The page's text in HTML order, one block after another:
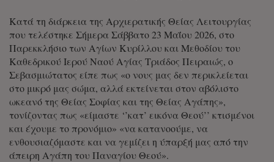
Κατά τη διάρκεια της Αρχιερατικής Θείας Λειτουργίας
που τελέστηκε Σήμερα Σάββατο 23 Μαΐου 2026, στο
Παρεκκλήσιο των Αγίων Κυρίλλου και Μεθοδίου του
Καθεδρικού Ιερού Ναού Αγίας Τριάδος Πειραιώς, ο
Σεβασμιώτατος είπε πως «ο νους μας δεν περικλείεται
στο μικρό μας σώμα, αλλά εκτείνεται στον αβόλιστο
ωκεανό της Θείας Σοφίας και της Θείας Αγάπης»,
τονίζοντας πως «είμαστε ‘’κατ’ εικόνα Θεού’’ κτισμένοι
και έχουμε το προνόμιο» «να κατανοούμε, να
ενθουσιαζόμαστε και να γεμίζει η ύπαρξή μας από την
άπειρη Αγάπη του Παναγίου Θεού».